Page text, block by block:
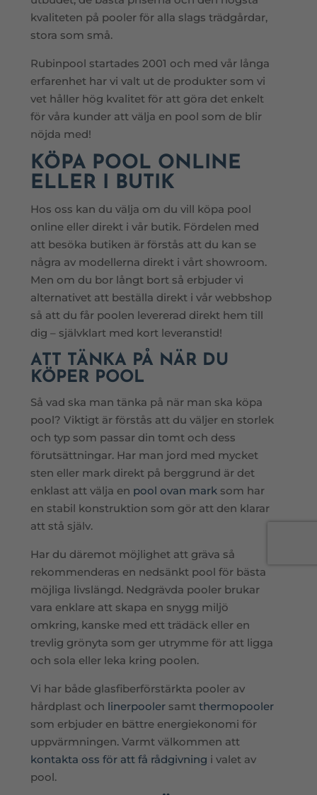
kvaliteten på pooler för alla slags trädgårdar,
stora som små.
Rubinpool startades 2001 och med vår långa
erfarenhet har vi valt ut de produkter som vi
vet håller hög kvalitet för att göra det enkelt
för våra kunder att välja en pool som de blir
nöjda med!
KÖPA POOL ONLINE
ELLER I BUTIK
Hos oss kan du välja om du vill köpa pool
online eller direkt i vår butik. Fördelen med
att besöka butiken är förstås att du kan se
några av modellerna direkt i vårt showroom.
Men om du bor långt bort så erbjuder vi
alternativet att beställa direkt i vår webbshop
så att du får poolen levererad direkt hem till
dig – självklart med kort leveranstid!
ATT TÄNKA PÅ NÄR DU
KÖPER POOL
Så vad ska man tänka på när man ska köpa
pool? Viktigt är förstås att du väljer en storlek
och typ som passar din tomt och dess
förutsättningar. Har man jord med mycket
sten eller mark direkt på berggrund är det
enklast att välja en pool ovan mark som har
en stabil konstruktion som gör att den klarar
att stå själv.
Har du däremot möjlighet att gräva så
rekommenderas en nedsänkt pool för bästa
möjliga livslängd. Nedgrävda pooler brukar
vara enklare att skapa en snygg miljö
omkring, kanske med ett trädäck eller en
trevlig grönyta som ger utrymme för att ligga
och sola eller leka kring poolen.
Vi har både glasfiberförstärkta pooler av
hårdplast och linerpooler samtthermopooler
som erbjuder en bättre energiekonomi för
uppvärmningen. Varmt välkommen att
kontakta oss för att få rådgivning i valet av
pool.